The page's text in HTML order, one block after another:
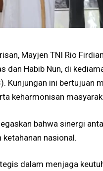
Mayjen TNI Rio
dan Habib Nun, di
Kunjungan ini bertujuan
keharmonisan
bahwa sinergi
nasional.
dalam menjaga